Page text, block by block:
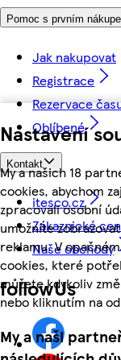
Nastavení
My a našich 18
cookies, abychom
zpracovali osobní
umožníte
reklamu. V
cookies, které
můžete kdykoliv
nebo kliknutím na
My a naši
Pomoc s prvním
Jak nakupovat
Registrace
Rezervace
Oblíbené
Kontakt
itesco.cz
Zákaznické
Naše obchody
followUs